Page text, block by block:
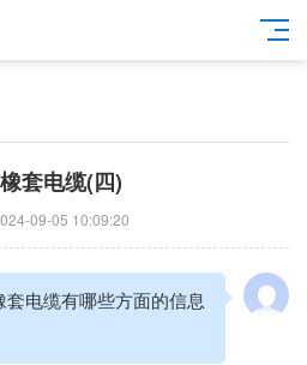
套电缆(四)
09-05 10:09:20
电缆有哪些方面的信息